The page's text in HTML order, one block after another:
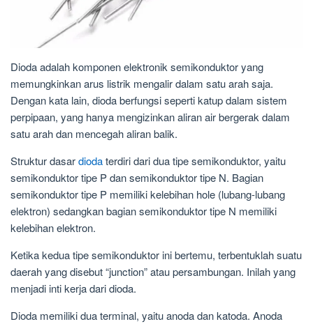
Dioda adalah komponen elektronik semikonduktor yang
memungkinkan arus listrik mengalir dalam satu arah saja.
Dengan kata lain, dioda berfungsi seperti katup dalam sistem
perpipaan, yang hanya mengizinkan aliran air bergerak dalam
satu arah dan mencegah aliran balik.
Struktur dasardiodaterdiri dari dua tipe semikonduktor, yaitu
semikonduktor tipe P dan semikonduktor tipe N. Bagian
semikonduktor tipe P memiliki kelebihan hole (lubang-lubang
elektron) sedangkan bagian semikonduktor tipe N memiliki
kelebihan elektron.
Ketika kedua tipe semikonduktor ini bertemu, terbentuklah suatu
daerah yang disebut “junction” atau persambungan. Inilah yang
menjadi inti kerja dari dioda.
Dioda memiliki dua terminal, yaitu anoda dan katoda. Anoda